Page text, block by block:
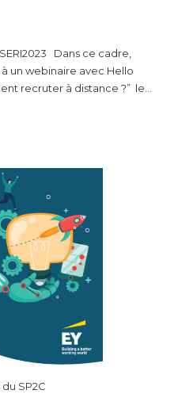
Dans ce cadre,
un webinaire avec Hello
recruter à distance ?” le…
SP2C